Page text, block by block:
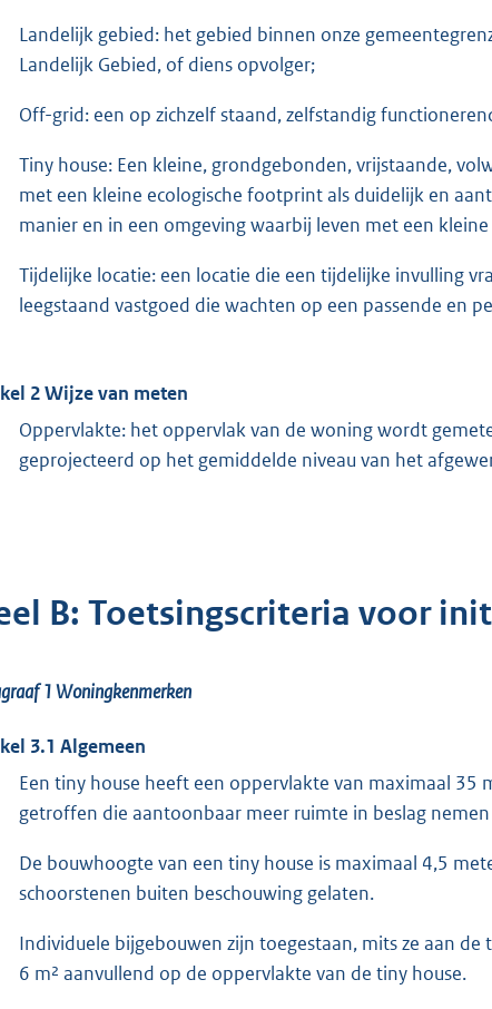
Landelijk gebied: het gebied binnen onze
Landelijk Gebied, of diens opvolger;
Off-grid: een op zichzelf staand, zelfstandig
Tiny house: Een kleine, grondgebonden, vrijstaande,
met een kleine ecologische footprint als duidelijk en
manier en in een omgeving waarbij leven met een
Tijdelijke locatie: een locatie die een tijdelijke invulling
leegstaand vastgoed die wachten op een passende en
2 Wijze van meten
Oppervlakte: het oppervlak van de woning wordt
geprojecteerd op het gemiddelde niveau van het
B: Toetsingscriteria voor
1Woningkenmerken
3.1 Algemeen
Een tiny house heeft een oppervlakte van maximaal 35
getroffen die aantoonbaar meer ruimte in beslag
De bouwhoogte van een tiny house is maximaal 4,5
schoorstenen buiten beschouwing gelaten.
Individuele bijgebouwen zijn toegestaan, mits ze aan
6 m² aanvullend op de oppervlakte van de tiny house.